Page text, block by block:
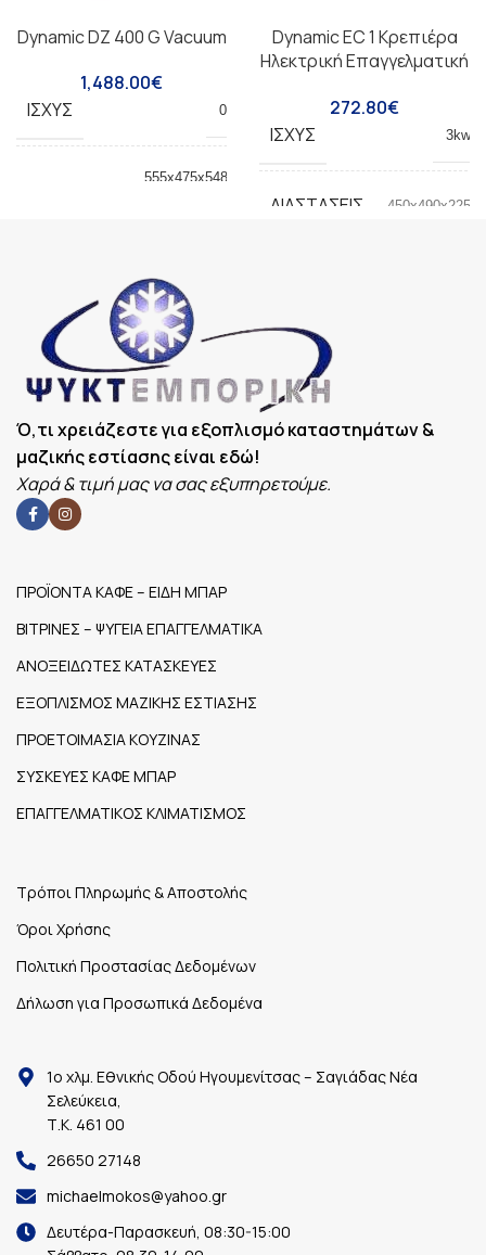
Dynamic DZ 400 G Vacuum
1,488.00€
ΙΣΧΎΣ
0.75kw
555x475x5485mm/
ΕΠΙΠΛΈΟΝ
ΧΑΡΑΚΤΗΡΙΣΤΙΚΆ
Μήκος
400mm
Dynamic EC 1 Κρεπιέρα
Ηλεκτρική Επαγγελματική
272.80€
ΙΣΧΎΣ
3kw
ΔΙΑΣΤΆΣΕΙΣ 450x490x225
Ό,τι χρειάζεστε για εξοπλισμό καταστημάτων &
μαζικής εστίασης είναι εδώ!
Χαρά & τιμή μας να σας εξυπηρετούμε.
ΠΡΟΪΟΝΤΑ ΚΑΦΕ – ΕΙΔΗ ΜΠΑΡ
ΒΙΤΡΙΝΕΣ – ΨΥΓΕΙΑ ΕΠΑΓΓΕΛΜΑΤΙΚΑ
ΑΝΟΞΕΙΔΩΤΕΣ ΚΑΤΑΣΚΕΥΕΣ
ΕΞΟΠΛΙΣΜΟΣ ΜΑΖΙΚΗΣ ΕΣΤΙΑΣΗΣ
ΠΡΟΕΤΟΙΜΑΣΙΑ ΚΟΥΖΙΝΑΣ
ΣΥΣΚΕΥΕΣ ΚΑΦΕ ΜΠΑΡ
ΕΠΑΓΓΕΛΜΑΤΙΚΟΣ ΚΛΙΜΑΤΙΣΜΟΣ
Τρόποι Πληρωμής & Αποστολής
Όροι Χρήσης
Πολιτική Προστασίας Δεδομένων
Δήλωση για Προσωπικά Δεδομένα
1ο χλμ. Εθνικής Οδού Ηγουμενίτσας – Σαγιάδας Νέα
Σελεύκεια,
Τ.Κ. 461 00
26650 27148
michaelmokos@yahoo.gr
Δευτέρα-Παρασκευή, 08:30-15:00